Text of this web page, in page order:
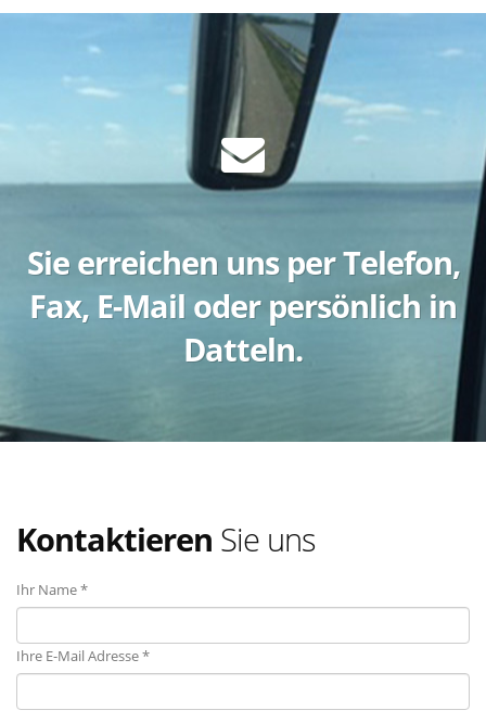
Sie erreichen uns per Telefon,
Fax, E-Mail oder persönlich in
Datteln.
Kontaktieren Sie uns
Ihr Name *
Ihre E-Mail Adresse *